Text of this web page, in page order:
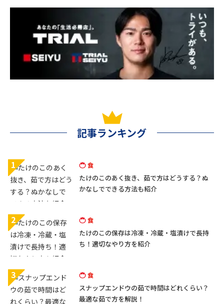
記事ランキング
1 食
たけのこのあく抜き、茹で方はどうする？ぬ
かなしでできる方法も紹介
2 食
たけのこの保存は冷凍・冷蔵・塩漬けで長持
ち！適切なやり方を紹介
3 食
スナップエンドウの茹で時間はどれくらい？
最適な茹で方を解説！